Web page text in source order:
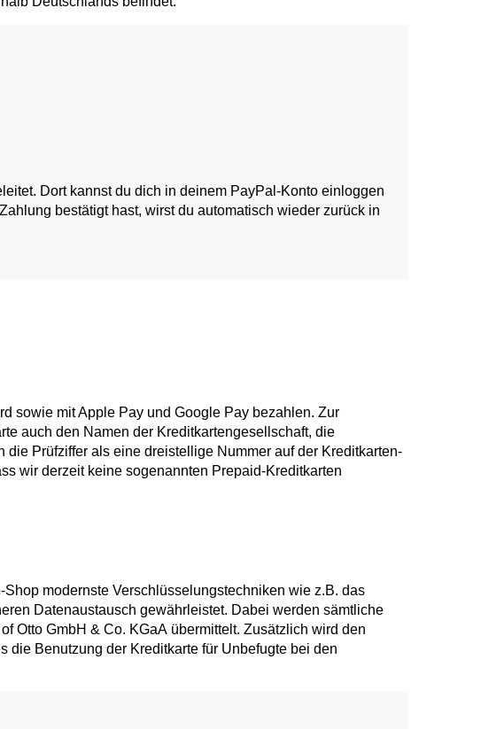
Dort kannst du dich in deinem PayPal-Konto einloggen
bestätigt hast, wirst du automatisch wieder zurück in
sowie mit Apple Pay und Google Pay bezahlen. Zur
auch den Namen der Kreditkartengesellschaft, die
Prüfziffer als eine dreistellige Nummer auf der Kreditkarten-
wir derzeit keine sogenannten Prepaid-Kreditkarten
modernste Verschlüsselungstechniken wie z.B. das
Datenaustausch gewährleistet. Dabei werden sämtliche
Otto GmbH & Co. KGaA übermittelt. Zusätzlich wird den
die Benutzung der Kreditkarte für Unbefugte bei den